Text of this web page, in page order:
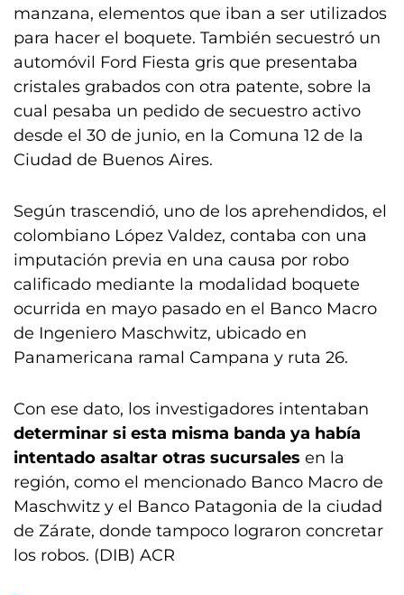
manzana, elementos que iban a ser utilizados
para hacer el boquete. También secuestró un
automóvil Ford Fiesta gris que presentaba
cristales grabados con otra patente, sobre la
cual pesaba un pedido de secuestro activo
desde el 30 de junio, en la Comuna 12 de la
Ciudad de Buenos Aires.
Según trascendió, uno de los aprehendidos, el
colombiano López Valdez, contaba con una
imputación previa en una causa por robo
calificado mediante la modalidad boquete
ocurrida en mayo pasado en el Banco Macro
de Ingeniero Maschwitz, ubicado en
Panamericana ramal Campana y ruta 26.
Con ese dato, los investigadores intentaban
determinar si esta misma banda ya había
intentado asaltar otras sucursales en la
región, como el mencionado Banco Macro de
Maschwitz y el Banco Patagonia de la ciudad
de Zárate, donde tampoco lograron concretar
los robos. (DIB) ACR